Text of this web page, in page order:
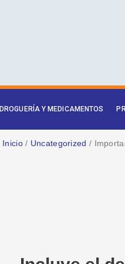
DROGUERÍA Y MEDICAMENTOS
Inicio/ Uncategorized /